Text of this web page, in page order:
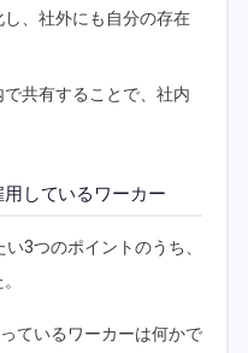
、社外にも自分の存在
共有することで、社内
しているワーカー
3つのポイントのうち、
ているワーカーは何かで